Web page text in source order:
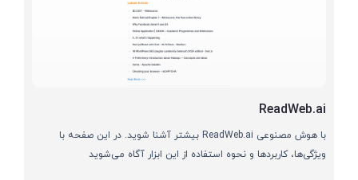
ReadWeb.ai
با هوش مصنوعی ReadWeb.ai بیشتر آشنا شوید. در این صفحه با
ویژگی‌ها، کاربردها و نحوه استفاده از این ابزار آگاه می‌شوید